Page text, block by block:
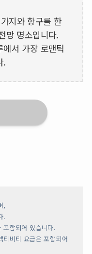
지와 항구를 한
망 명소입니다.
에서 가장 로맨틱
.
,
.
포함되어 있습니다.
티비티 요금은 포함되어